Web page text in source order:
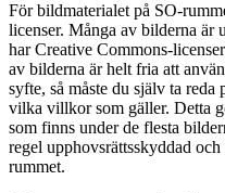
För bildmaterialet på SO-
licenser. Många av bilderna är
har Creative Commons-
av bilderna är helt fria att
syfte, så måste du själv ta
vilka villkor som gäller. Detta
som finns under de flesta
regel upphovsrättsskyddad
rummet.